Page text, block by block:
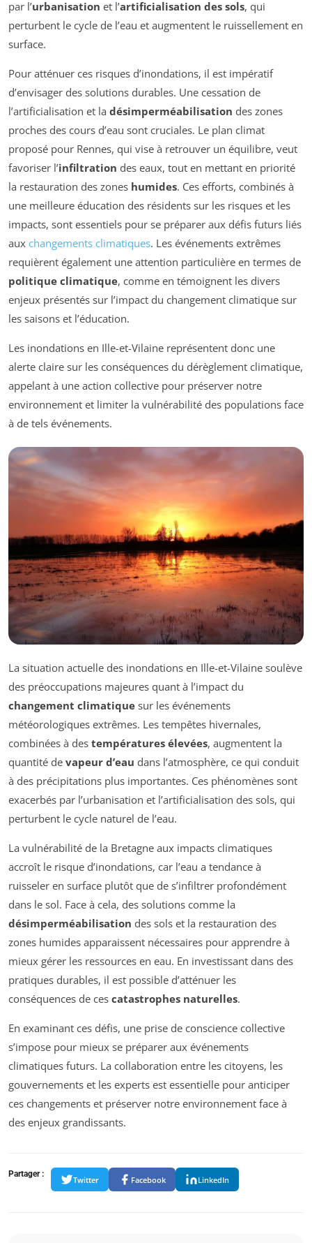
par l’urbanisation et l’artificialisation des sols, qui
perturbent le cycle de l’eau et augmentent le ruissellement en
surface.
Pour atténuer ces risques d’inondations, il est impératif
d’envisager des solutions durables. Une cessation de
l’artificialisation et la désimperméabilisation des zones
proches des cours d’eau sont cruciales. Le plan climat
proposé pour Rennes, qui vise à retrouver un équilibre, veut
favoriser l’infiltration des eaux, tout en mettant en priorité
la restauration des zones humides. Ces efforts, combinés à
une meilleure éducation des résidents sur les risques et les
impacts, sont essentiels pour se préparer aux défis futurs liés
aux changements climatiques. Les événements extrêmes
requièrent également une attention particulière en termes de
politique climatique, comme en témoignent les divers
enjeux présentés sur l’impact du changement climatique sur
les saisons et l’éducation.
Les inondations en Ille-et-Vilaine représentent donc une
alerte claire sur les conséquences du dérèglement climatique,
appelant à une action collective pour préserver notre
environnement et limiter la vulnérabilité des populations face
à de tels événements.
La situation actuelle des inondations en Ille-et-Vilaine soulève
des préoccupations majeures quant à l’impact du
changement climatique sur les événements
météorologiques extrêmes. Les tempêtes hivernales,
combinées à des températures élevées, augmentent la
quantité de vapeur d’eau dans l’atmosphère, ce qui conduit
à des précipitations plus importantes. Ces phénomènes sont
exacerbés par l’urbanisation et l’artificialisation des sols, qui
perturbent le cycle naturel de l’eau.
La vulnérabilité de la Bretagne aux impacts climatiques
accroît le risque d’inondations, car l’eau a tendance à
ruisseler en surface plutôt que de s’infiltrer profondément
dans le sol. Face à cela, des solutions comme la
désimperméabilisation des sols et la restauration des
zones humides apparaissent nécessaires pour apprendre à
mieux gérer les ressources en eau. En investissant dans des
pratiques durables, il est possible d’atténuer les
conséquences de ces catastrophes naturelles.
En examinant ces défis, une prise de conscience collective
s’impose pour mieux se préparer aux événements
climatiques futurs. La collaboration entre les citoyens, les
gouvernements et les experts est essentielle pour anticiper
ces changements et préserver notre environnement face à
des enjeux grandissants.
Partager :
Twitter Facebook LinkedIn